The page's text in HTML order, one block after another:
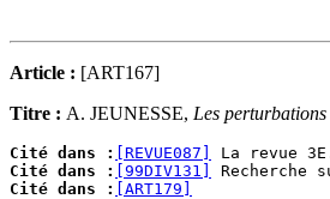
Article : [ART167]
Titre : A. JEUNESSE, Les
Cité dans : [REVUE087] La revue
Cité dans :
[99DIV131]
Cité dans :
[ART179]